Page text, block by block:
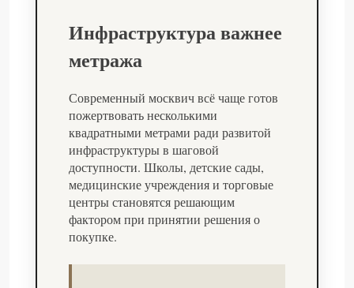
Инфраструктура важнее
метража
Современный москвич всё чаще готов
пожертвовать несколькими
квадратными метрами ради развитой
инфраструктуры в шаговой
доступности. Школы, детские сады,
медицинские учреждения и торговые
центры становятся решающим
фактором при принятии решения о
покупке.